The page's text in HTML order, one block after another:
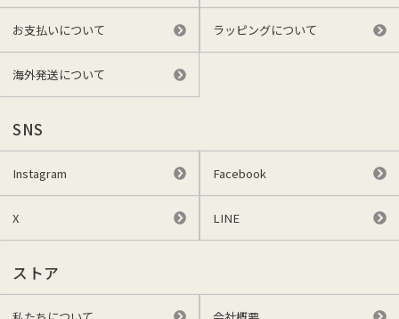
お支払いについて ラッピングについて
海外発送について
SNS
Instagram Facebook
X LINE
ストア